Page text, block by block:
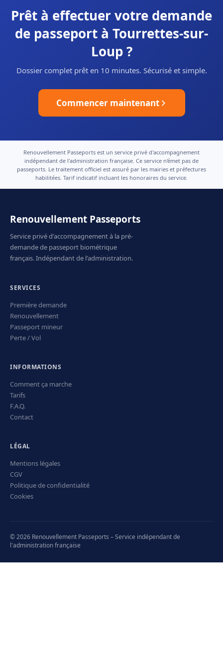
Prêt à effectuer votre demande
de passeport à Tourrettes-sur-
Loup ?
Dossier complet prêt en 10 minutes. Sécurisé et simple.
Commencer maintenant
Renouvellement Passeports est un service privé d'accompagnement
indépendant de l'administration française. Ce service n'émet pas de
passeports. Le traitement officiel est assuré par les mairies et préfectures
habilitées. Tarif indicatif incluant les honoraires du service.
Renouvellement Passeports
Service privé d'accompagnement à la pré-
demande de passeport biométrique
français. Indépendant de l'administration.
SERVICES
Première demande
Renouvellement
Passeport mineur
Perte / Vol
INFORMATIONS
Comment ça marche
Tarifs
F.A.Q.
Contact
LÉGAL
Mentions légales
CGV
Politique de confidentialité
Cookies
© 2026 Renouvellement Passeports – Service indépendant de
l'administration française